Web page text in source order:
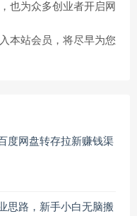
也为众多创业者开启网
本站会员，将尽早为您
度网盘转存拉新赚钱渠
思路，新手小白无脑搬